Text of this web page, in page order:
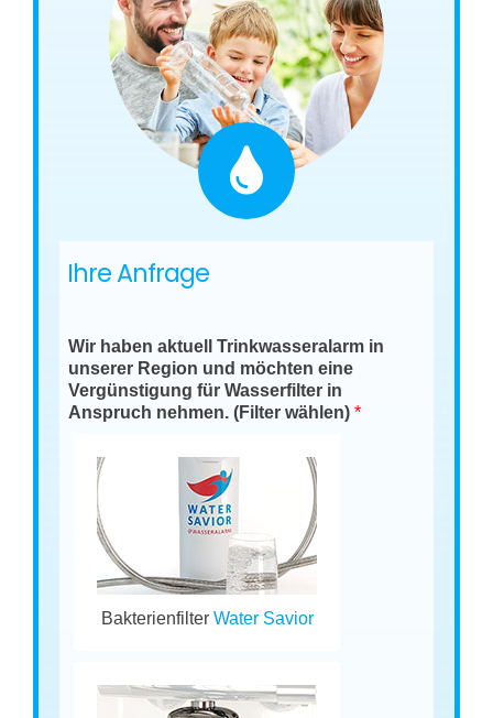
Ihre Anfrage
Wir haben aktuell Trinkwasseralarm in
unserer Region und möchten eine
Vergünstigung für Wasserfilter in
Anspruch nehmen. (Filter wählen)*
Bakterienfilter Water Savior